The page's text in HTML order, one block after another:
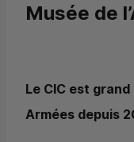
Musée de
Le CIC est grand
Armées depuis